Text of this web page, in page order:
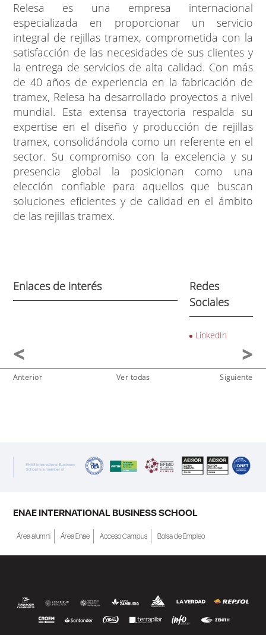
Relesa es una empresa internacional
especializada en proporcionar un servicio
integral de rejillas tramex, comprometida con la
satisfacción de las necesidades de sus clientes y
la entrega de servicios de alta calidad. Con más
de 40 años de experiencia en la fabricación de
tramex, Relesa ha desarrollado proyectos a nivel
mundial. Esta extensa trayectoria respalda su
expertise en el diseño y producción de rejillas
tramex, consolidándola como un referente en el
sector. Su compromiso con la excelencia y su
presencia global la posicionan como una
elección confiable para aquellos que buscan
soluciones eficientes y de calidad en el ámbito
de las rejillas tramex.
Enlaces de interés
Redes
Sociales
LinkedIn
Anterior Ver todas Siguiente
ENAE INTERNATIONAL BUSINESS SCHOOL
Área alumni Área Enae Acceso Campus Bolsa de Empleo